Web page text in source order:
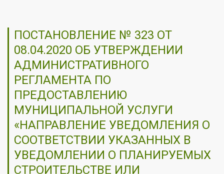
ПОСТАНОВЛЕНИЕ № 323 ОТ
08.04.2020 ОБ УТВЕРЖДЕНИИ
АДМИНИСТРАТИВНОГО
РЕГЛАМЕНТА ПО
ПРЕДОСТАВЛЕНИЮ
МУНИЦИПАЛЬНОЙ УСЛУГИ
«НАПРАВЛЕНИЕ УВЕДОМЛЕНИЯ О
СООТВЕТСТВИИ УКАЗАННЫХ В
УВЕДОМЛЕНИИ О ПЛАНИРУЕМЫХ
СТРОИТЕЛЬСТВЕ ИЛИ